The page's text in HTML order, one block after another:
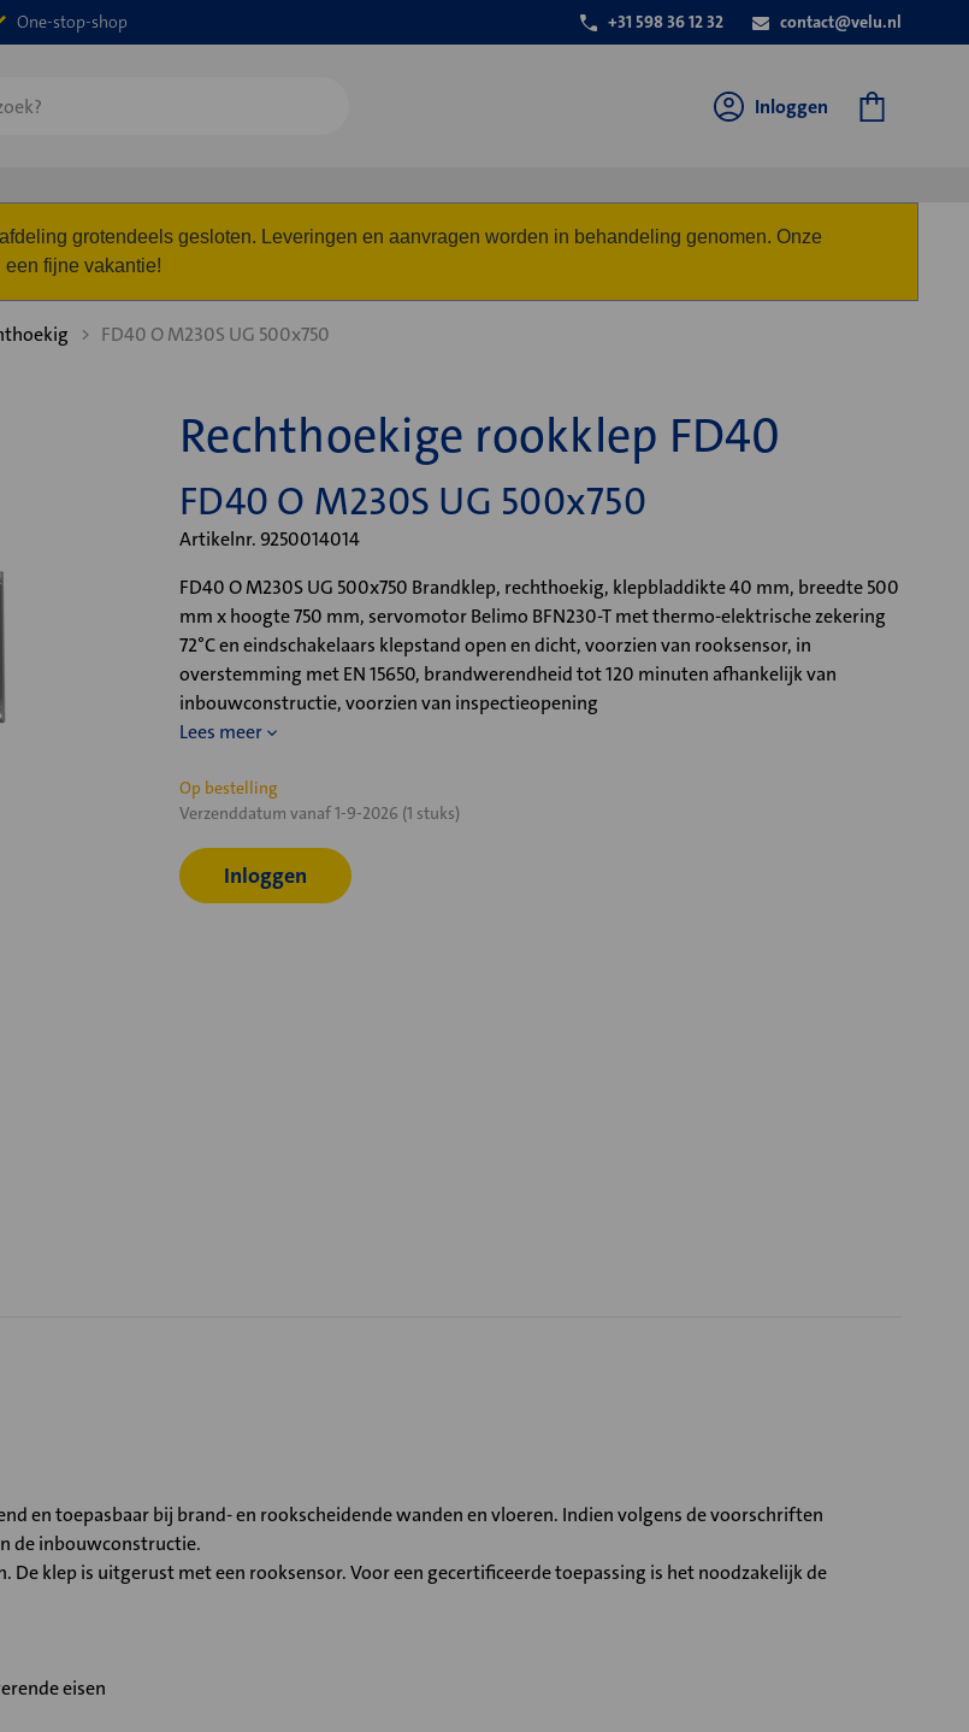
One-stop-shop +31 598 36 12 32 contact@velu.nl
Inloggen
grotendeels gesloten. Leveringen en aanvragen worden in behandeling genomen. Onze
fijne vakantie!
FD40 O M230S UG 500x750
Rechthoekige rookklep FD40
FD40 O M230S UG 500x750
Artikelnr. 9250014014
FD40 O M230S UG 500x750 Brandklep, rechthoekig, klepbladdikte 40 mm, breedte 500
mm x hoogte 750 mm, servomotor Belimo BFN230-T met thermo-elektrische zekering
72°C en eindschakelaars klepstand open en dicht, voorzien van rooksensor, in
overstemming met EN 15650, brandwerendheid tot 120 minuten afhankelijk van
inbouwconstructie, voorzien van inspectieopening
Lees meer
Huidige
voorraad:
Op bestelling
Verzenddatum vanaf 1-9-2026 (1 stuks)
Inloggen
en toepasbaar bij brand- en rookscheidende wanden en vloeren. Indien volgens de voorschriften
de inbouwconstructie.
klep is uitgerust met een rooksensor. Voor een gecertificeerde toepassing is het noodzakelijk de
eisen